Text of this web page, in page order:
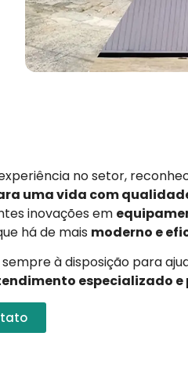
no setor,
uma vida com
inovações em
há de mais moderno e
sempre à disposição para
especializado